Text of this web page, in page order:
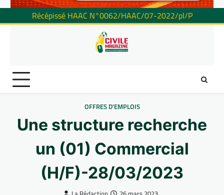
Récépissé HAAC N°0062/HAAC/07-2022/pl/P
OFFRES D'EMPLOIS
Une structure recherche
un (01) Commercial
(H/F)-28/03/2023